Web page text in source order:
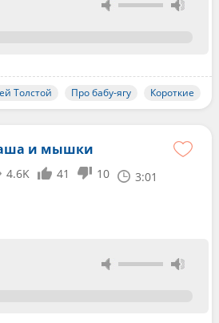
Толстой Про бабу-ягу Короткие
и мышки
4.6K 41 10 3:01